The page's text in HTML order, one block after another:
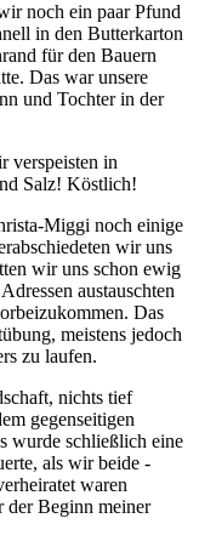
noch ein paar Pfund
in den Butterkarton
für den Bauern
Das war unsere
und Tochter in der
verspeisten in
Salz! Köstlich!
Miggi noch einige
wir uns
wir uns schon ewig
austauschten
Das
meistens jedoch
zu laufen.
nichts tief
gegenseitigen
wurde schließlich eine
als wir beide -
waren
der Beginn meiner